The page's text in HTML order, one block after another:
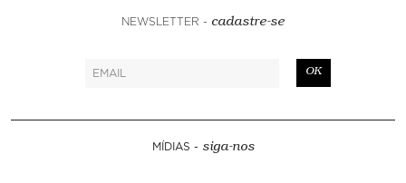
NEWSLETTER - cadastre-se
OK
MÍDIAS - siga-nos